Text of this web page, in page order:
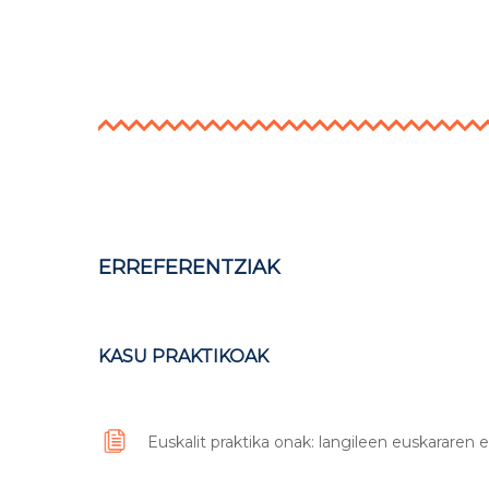
ERREFERENTZIAK
KASU PRAKTIKOAK
Euskalit praktika onak: langileen euskararen